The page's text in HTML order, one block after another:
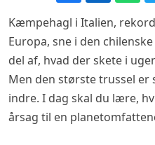
Kæmpehagl i Italien,
Europa, sne i den
del af, hvad der skete i
Men den største trussel er
indre. I dag skal du lære,
årsag til en